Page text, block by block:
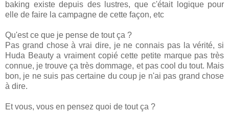
baking existe depuis des lustres, que c'était logique pour
elle de faire la campagne de cette façon, etc
Qu'est ce que je pense de tout ça ?
Pas grand chose à vrai dire, je ne connais pas la vérité, si
Huda Beauty a vraiment copié cette petite marque pas très
connue, je trouve ça très dommage, et pas cool du tout. Mais
bon, je ne suis pas certaine du coup je n'ai pas grand chose
à dire.
Et vous, vous en pensez quoi de tout ça ?